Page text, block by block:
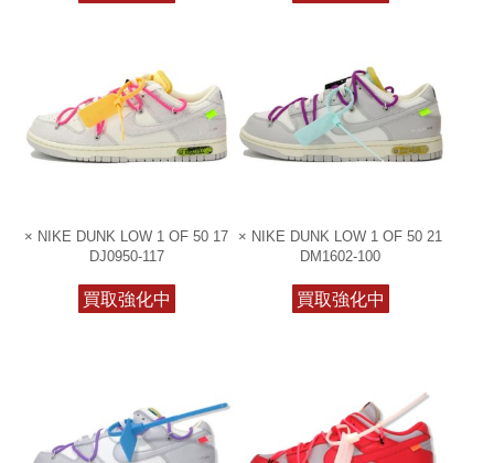
× NIKE DUNK LOW 1 OF 50 17
DJ0950-117
買取強化中
× NIKE DUNK LOW 1 OF 50 21
DM1602-100
買取強化中